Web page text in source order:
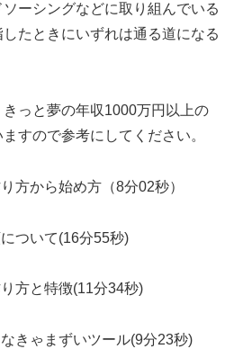
ーシングなどに取り組んでいる
たときにいずれは通る道になる
っと夢の年収1000万円以上の
すので参考にしてください。
方から始め方（8分02秒）
ついて(16分55秒)
方と特徴(11分34秒)
きゃまずいツール(9分23秒)